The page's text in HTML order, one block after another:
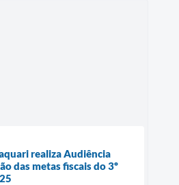
realiza Audiência
das metas fiscais do 3º